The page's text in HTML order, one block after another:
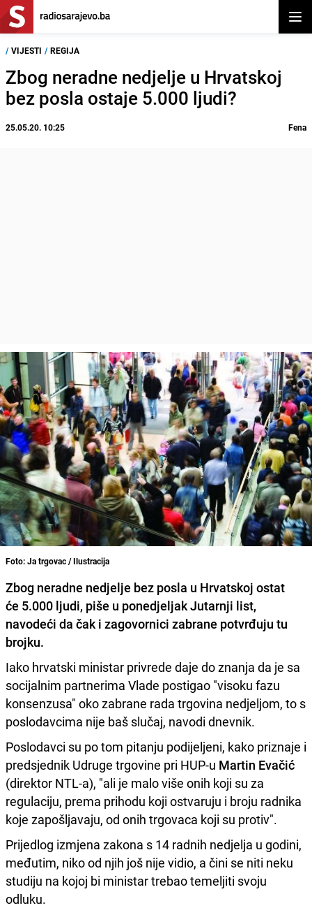
/ VIJESTI / REGIJA
Zbog neradne nedjelje u Hrvatskoj
bez posla ostaje 5.000 ljudi?
25.05.20. 10:25 Fena
Foto: Ja trgovac / Ilustracija
Zbog neradne nedjelje bez posla u Hrvatskoj ostat
će 5.000 ljudi, piše u ponedjeljak Jutarnji list,
navodeći da čak i zagovornici zabrane potvrđuju tu
brojku.
Iako hrvatski ministar privrede daje do znanja da je sa
socijalnim partnerima Vlade postigao "visoku fazu
konsenzusa" oko zabrane rada trgovina nedjeljom, to s
poslodavcima nije baš slučaj, navodi dnevnik.
Poslodavci su po tom pitanju podijeljeni, kako priznaje i
predsjednik Udruge trgovine pri HUP-u Martin Evačić
(direktor NTL-a), "ali je malo više onih koji su za
regulaciju, prema prihodu koji ostvaruju i broju radnika
koje zapošljavaju, od onih trgovaca koji su protiv".
Prijedlog izmjena zakona s 14 radnih nedjelja u godini,
međutim, niko od njih još nije vidio, a čini se niti neku
studiju na kojoj bi ministar trebao temeljiti svoju
odluku.